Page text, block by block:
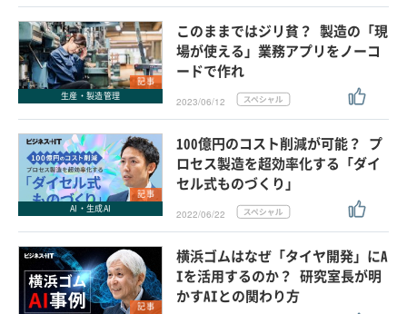
記事
生産・製造管理
このままではジリ貧？ 製造の「現
場が使える」業務アプリをノーコ
ードで作れ
2023/06/12
記事
AI・生成AI
100億円のコスト削減が可能？ プ
ロセス製造を超効率化する「ダイ
セル式ものづくり」
2022/06/22
記事
横浜ゴムはなぜ「タイヤ開発」にA
Iを活用するのか？ 研究室長が明
かすAIとの関わり方